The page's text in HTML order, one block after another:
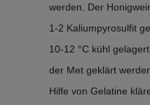
werden. Der
1-2 Kaliumpyrosulfit
10-12 °C kühl
der Met geklärt
Hilfe von Gelatine